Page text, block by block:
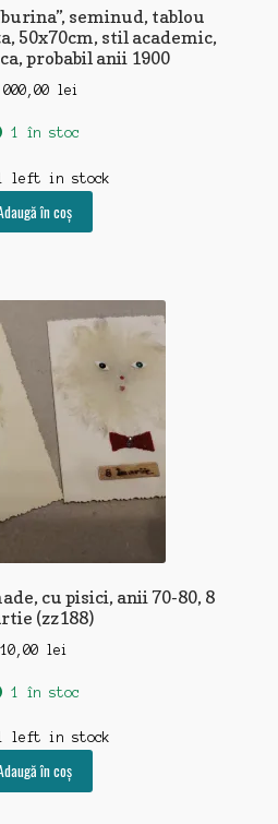
seminud, tablou
50x70cm, stil academic,
probabil anii 1900
lei
1 în stoc
left in stock
în coș
cu pisici, anii 70-80, 8
(zz188)
10,00 lei
1 în stoc
left in stock
în coș